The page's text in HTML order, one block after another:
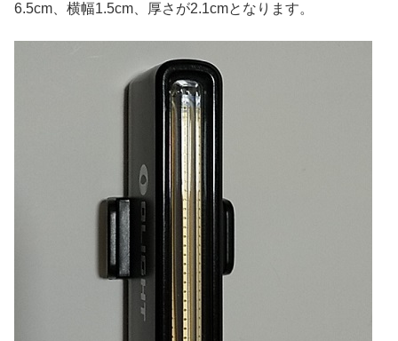
6.5cm、横幅1.5cm、厚さが2.1cmとなります。